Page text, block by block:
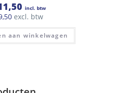
incl. btw
excl. btw
aan winkelwagen